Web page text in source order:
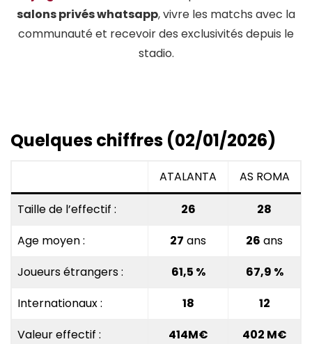
salons privés whatsapp, vivre les matchs avec la
communauté et recevoir des exclusivités depuis le
stadio.
Quelques chiffres (02/01/2026)
ATALANTA AS ROMA
Taille de l’effectif : 26
28
Age moyen :
27 ans 26 ans
Joueurs étrangers :
61,5 % 67,9 %
Internationaux :
18
12
Valeur effectif :
414M€ 402 M€